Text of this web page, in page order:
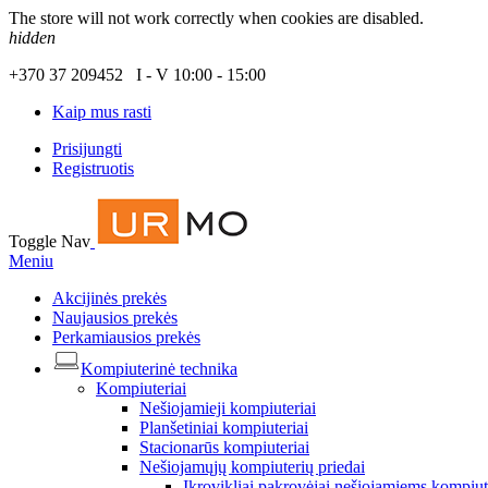
The store will not work correctly when cookies are disabled.
hidden
+370 37 209452 I - V 10:00 - 15:00
Kaip mus rasti
Prisijungti
Registruotis
Toggle Nav
Meniu
Akcijinės prekės
Naujausios prekės
Perkamiausios prekės
Kompiuterinė technika
Kompiuteriai
Nešiojamieji kompiuteriai
Planšetiniai kompiuteriai
Stacionarūs kompiuteriai
Nešiojamųjų kompiuterių priedai